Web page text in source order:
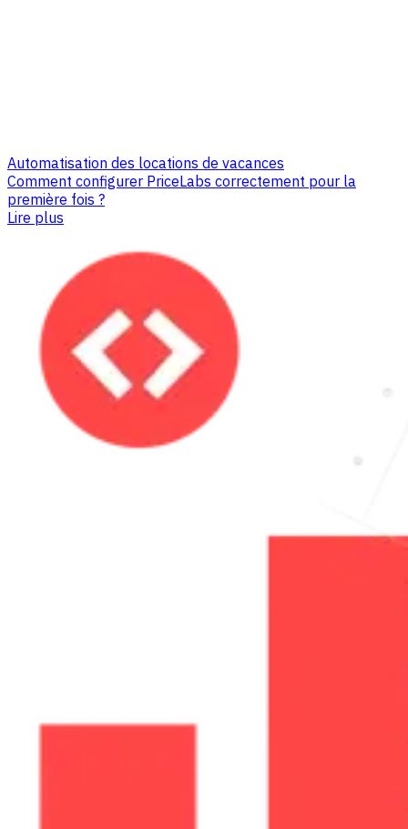
Automatisation des locations de vacances
Comment configurer PriceLabs correctement pour la
première fois ?
Lire plus